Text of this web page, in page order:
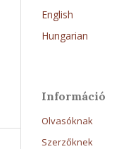
English
Hungarian
Információ
Olvasóknak
Szerzőknek